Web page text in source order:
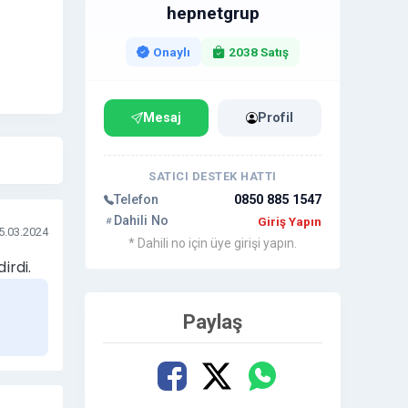
link
hepnetgrup
Onaylı 2038 Satış
Mesaj Profil
SATICI DESTEK HATTI
Telefon
0850 885 1547
Dahili No
Giriş Yapın
* Dahili no için üye girişi yapın.
Paylaş